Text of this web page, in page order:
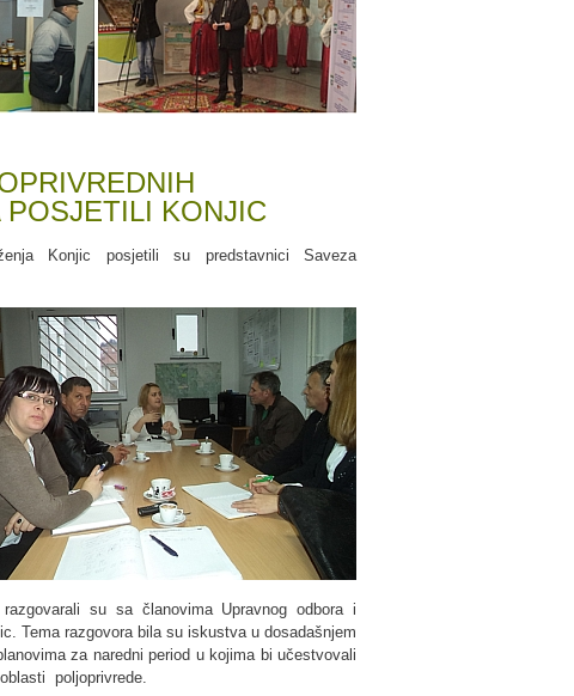
POSJETILI KONJIC
Konjic posjetili su predstavnici Saveza
su sa članovima Upravnog odbora i
Tema razgovora bila su iskustva u dosadašnjem
za naredni period u kojima bi učestvovali
poljoprivrede.